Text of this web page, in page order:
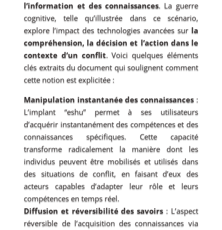
l’information et des connaissances. La guerre
cognitive, telle qu’illustrée dans ce scénario,
explore l’impact des technologies avancées sur la
compréhension, la décision et l’action dans le
contexte d’un conflit. Voici quelques éléments
clés extraits du document qui soulignent comment
cette notion est explicitée :
Manipulation instantanée des connaissances :
L’implant “eshu” permet à ses utilisateurs
d’acquérir instantanément des compétences et des
connaissances spécifiques. Cette capacité
transforme radicalement la manière dont les
individus peuvent être mobilisés et utilisés dans
des situations de conflit, en faisant d’eux des
acteurs capables d’adapter leur rôle et leurs
compétences en temps réel.
Diffusion et réversibilité des savoirs : L’aspect
réversible de l’acquisition des connaissances via